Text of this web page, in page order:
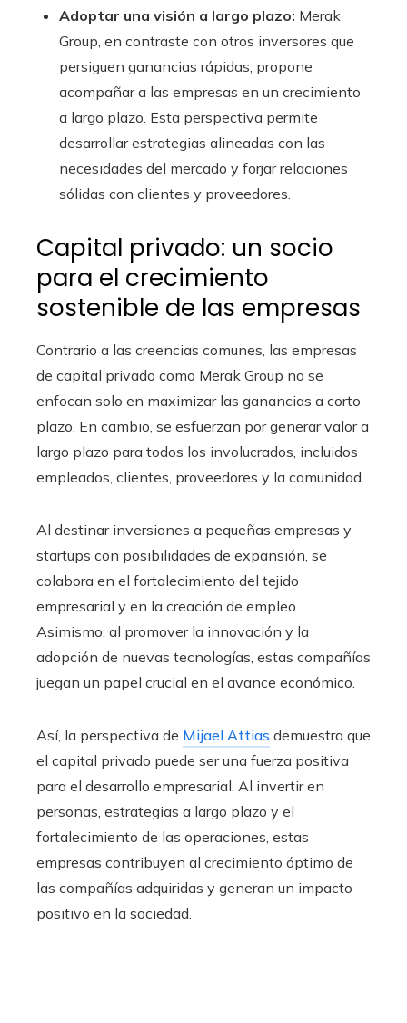
Adoptar una visión a largo plazo: Merak
Group, en contraste con otros inversores que
persiguen ganancias rápidas, propone
acompañar a las empresas en un crecimiento
a largo plazo. Esta perspectiva permite
desarrollar estrategias alineadas con las
necesidades del mercado y forjar relaciones
sólidas con clientes y proveedores.
Capital privado: un socio
para el crecimiento
sostenible de las empresas
Contrario a las creencias comunes, las empresas
de capital privado como Merak Group no se
enfocan solo en maximizar las ganancias a corto
plazo. En cambio, se esfuerzan por generar valor a
largo plazo para todos los involucrados, incluidos
empleados, clientes, proveedores y la comunidad.
Al destinar inversiones a pequeñas empresas y
startups con posibilidades de expansión, se
colabora en el fortalecimiento del tejido
empresarial y en la creación de empleo.
Asimismo, al promover la innovación y la
adopción de nuevas tecnologías, estas compañías
juegan un papel crucial en el avance económico.
Así, la perspectiva de Mijael Attias demuestra que
el capital privado puede ser una fuerza positiva
para el desarrollo empresarial. Al invertir en
personas, estrategias a largo plazo y el
fortalecimiento de las operaciones, estas
empresas contribuyen al crecimiento óptimo de
las compañías adquiridas y generan un impacto
positivo en la sociedad.